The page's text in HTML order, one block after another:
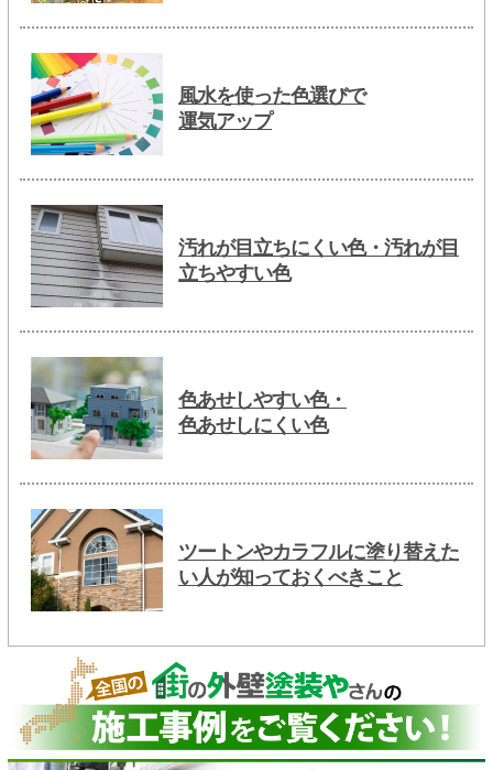
風水を使った色選びで
運気アップ
汚れが目立ちにくい色・汚れが目
立ちやすい色
色あせしやすい色・
色あせしにくい色
ツートンやカラフルに塗り替えた
い人が知っておくべきこと